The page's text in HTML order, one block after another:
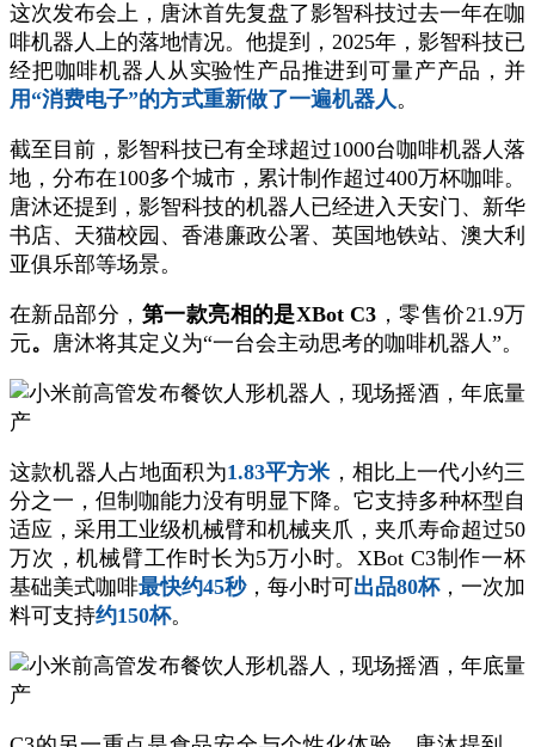
这次发布会上，唐沐首先复盘了影智科技过去一年在咖
啡机器人上的落地情况。他提到，2025年，影智科技已
经把咖啡机器人从实验性产品推进到可量产产品，并
用“消费电子”的方式重新做了一遍机器人。
截至目前，影智科技已有全球超过1000台咖啡机器人落
地，分布在100多个城市，累计制作超过400万杯咖啡。
唐沐还提到，影智科技的机器人已经进入天安门、新华
书店、天猫校园、香港廉政公署、英国地铁站、澳大利
亚俱乐部等场景。
在新品部分， 第一款亮相的是XBot C3 ，零售价21.9万
元。 唐沐将其定义为“一台会主动思考的咖啡机器人”。
这款机器人占地面积为1.83平方米，相比上一代小约三
分之一，但制咖能力没有明显下降。它支持多种杯型自
适应，采用工业级机械臂和机械夹爪，夹爪寿命超过50
万次，机械臂工作时长为5万小时。XBot C3制作一杯
基础美式咖啡最快约45秒，每小时可出品80杯，一次加
料可支持约150杯。